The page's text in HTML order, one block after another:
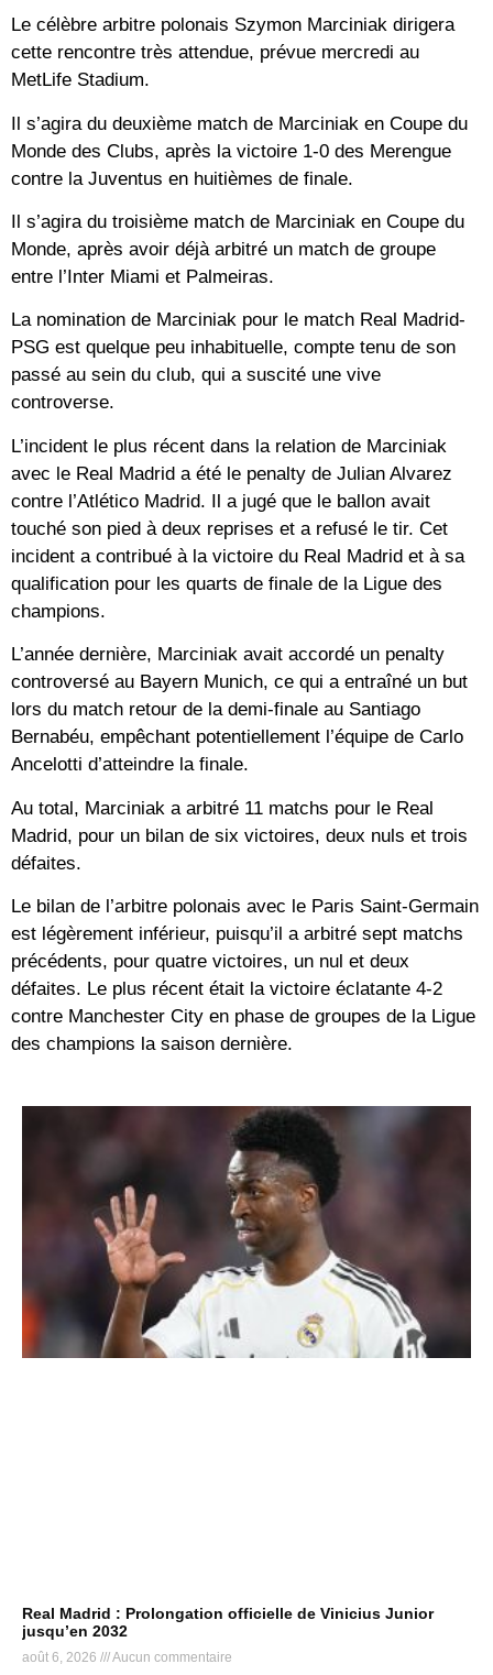
Le célèbre arbitre polonais Szymon Marciniak dirigera
cette rencontre très attendue, prévue mercredi au
MetLife Stadium.
Il s’agira du deuxième match de Marciniak en Coupe du
Monde des Clubs, après la victoire 1-0 des Merengue
contre la Juventus en huitièmes de finale.
Il s’agira du troisième match de Marciniak en Coupe du
Monde, après avoir déjà arbitré un match de groupe
entre l’Inter Miami et Palmeiras.
La nomination de Marciniak pour le match Real Madrid-
PSG est quelque peu inhabituelle, compte tenu de son
passé au sein du club, qui a suscité une vive
controverse.
L’incident le plus récent dans la relation de Marciniak
avec le Real Madrid a été le penalty de Julian Alvarez
contre l’Atlético Madrid. Il a jugé que le ballon avait
touché son pied à deux reprises et a refusé le tir. Cet
incident a contribué à la victoire du Real Madrid et à sa
qualification pour les quarts de finale de la Ligue des
champions.
L’année dernière, Marciniak avait accordé un penalty
controversé au Bayern Munich, ce qui a entraîné un but
lors du match retour de la demi-finale au Santiago
Bernabéu, empêchant potentiellement l’équipe de Carlo
Ancelotti d’atteindre la finale.
Au total, Marciniak a arbitré 11 matchs pour le Real
Madrid, pour un bilan de six victoires, deux nuls et trois
défaites.
Le bilan de l’arbitre polonais avec le Paris Saint-Germain
est légèrement inférieur, puisqu’il a arbitré sept matchs
précédents, pour quatre victoires, un nul et deux
défaites. Le plus récent était la victoire éclatante 4-2
contre Manchester City en phase de groupes de la Ligue
des champions la saison dernière.
Real Madrid : Prolongation officielle de Vinicius Junior
jusqu’en 2032
août 6, 2026 Aucun commentaire